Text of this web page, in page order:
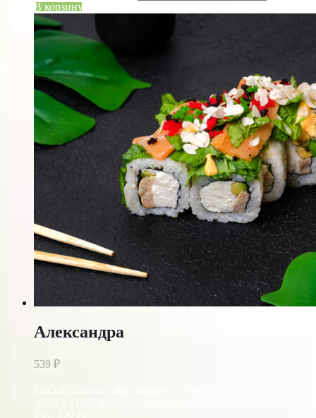
В корзину
Александра
539 ₽
Вес: 330 гр